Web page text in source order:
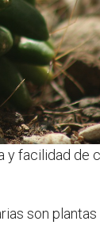
facilidad de
son